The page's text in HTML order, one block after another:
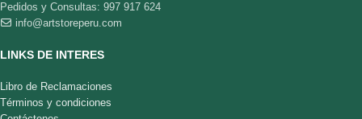
Pedidos y Consultas: 997 917 624
info@artstoreperu.com
LINKS DE INTERES
Libro de Reclamaciones
Términos y condiciones